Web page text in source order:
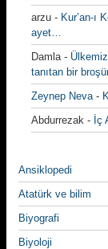
arzu - Kur’an-ı
ayet…
Damla-
tanıtan bir
Zeynep Neva-
Abdurrezak - İç
Ansiklopedi
Atatürk ve bilim
Biyografi
Biyoloji